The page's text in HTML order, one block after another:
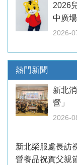
2026
中廣場
2026-
熱門新聞
新北
營」
2026-
新北榮服處長
營養品祝賀父親